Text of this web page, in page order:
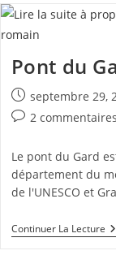
Pont du
Publication
publiée :
septembre 29,
Commentaires
la
publication :
2 commentaires
Le pont du Gard
département du
de l'UNESCO et
Continuer La Lecture
Du